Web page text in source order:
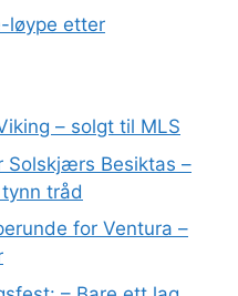
løype etter
– solgt til MLS
Solskjærs Besiktas –
tråd
for Ventura –